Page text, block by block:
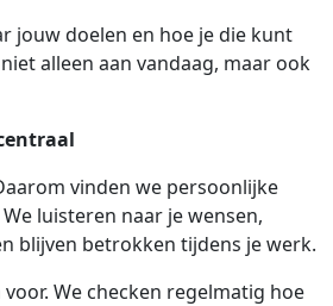
jouw doelen en hoe je die kunt
alleen aan vandaag, maar ook
vinden we persoonlijke
luisteren naar je wensen,
blijven betrokken tijdens je werk.
voor. We checken regelmatig hoe